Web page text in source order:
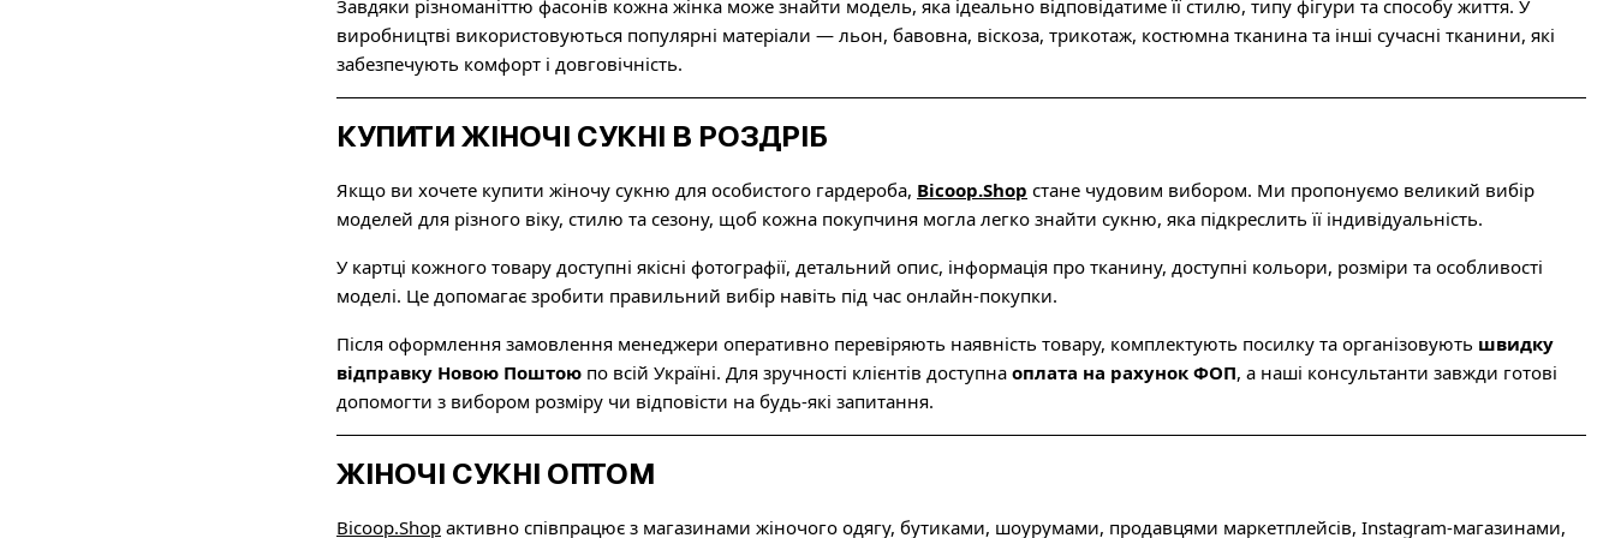
Завдяки різноманіттю фасонів кожна жінка може знайти модель, яка ідеально відповідатиме її стилю, типу фігури та способу життя. У
виробництві використовуються популярні матеріали — льон, бавовна, віскоза, трикотаж, костюмна тканина та інші сучасні тканини, які
забезпечують комфорт і довговічність.
КУПИТИ ЖІНОЧІ СУКНІ В РОЗДРІБ
Якщо ви хочете купити жіночу сукню для особистого гардероба, Bicoop.Shop стане чудовим вибором. Ми пропонуємо великий вибір
моделей для різного віку, стилю та сезону, щоб кожна покупчиня могла легко знайти сукню, яка підкреслить її індивідуальність.
У картці кожного товару доступні якісні фотографії, детальний опис, інформація про тканину, доступні кольори, розміри та особливості
моделі. Це допомагає зробити правильний вибір навіть під час онлайн-покупки.
Після оформлення замовлення менеджери оперативно перевіряють наявність товару, комплектують посилку та організовують швидку
відправку Новою Поштою по всій Україні. Для зручності клієнтів доступна оплата на рахунок ФОП, а наші консультанти завжди готові
допомогти з вибором розміру чи відповісти на будь-які запитання.
ЖІНОЧІ СУКНІ ОПТОМ
Bicoop.Shop активно співпрацює з магазинами жіночого одягу, бутиками, шоурумами, продавцями маркетплейсів, Instagram-магазинами,